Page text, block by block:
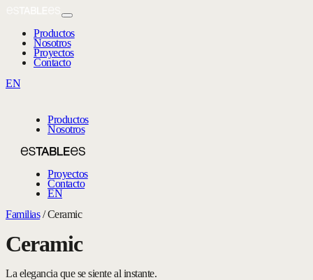
Productos
Nosotros
Proyectos
Contacto
EN
Productos
Nosotros
Proyectos
Contacto
EN
Familias/Ceramic
Ceramic
La elegancia que se siente al instante.